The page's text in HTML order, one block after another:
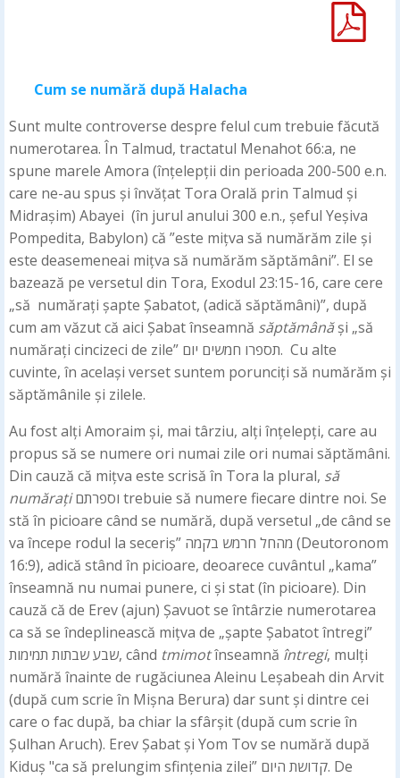
Cum se numără după Halacha
Sunt multe controverse despre felul cum trebuie făcută
numerotarea. În Talmud, tractatul Menahot 66:a, ne
spune marele Amora (înțelepții din perioada 200-500 e.n.
care ne-au spus și învățat Tora Orală prin Talmud și
Midrașim) Abayei (în jurul anului 300 e.n., șeful Yeșiva
Pompedita, Babylon) că ”este mițva să numărăm zile și
este deasemeneai mițva să numărăm săptămâni”. El se
bazează pe versetul din Tora, Exodul 23:15-16, care cere
„să numărați șapte Șabatot, (adică săptămâni)”, după
cum am văzut că aici Șabat înseamnă săptămânăși „să
numărați cincizeci de zile” תספרו חמשים יום. Cu alte
cuvinte, în același verset suntem porunciți să numărăm și
săptămânile și zilele.
Au fost alți Amoraim și, mai târziu, alți înțelepți, care au
propus să se numere ori numai zile ori numai săptămâni.
Din cauză că mițva este scrisă în Tora la plural, să
numărațiוספרתם trebuie să numere fiecare dintre noi. Se
stă în picioare când se numără, după versetul „de când se
va începe rodul la seceriș” מהחל חרמש בקמה (Deutoronom
16:9), adică stând în picioare, deoarece cuvântul „kama”
înseamnă nu numai punere, ci și stat (în picioare). Din
cauză că de Erev (ajun) Șavuot se întârzie numerotarea
ca să se îndeplinească mițva de „șapte Șabatot întregi”
שבע שבתות תמימות, când tmimotînseamnă întregi, mulți
numără înainte de rugăciunea Aleinu Leșabeah din Arvit
(după cum scrie în Mișna Berura) dar sunt și dintre cei
care o fac după, ba chiar la sfârșit (după cum scrie în
Șulhan Aruch). Erev Șabat și Yom Tov se numără după
Kiduș "ca să prelungim sfințenia zilei” קדושת היום. De